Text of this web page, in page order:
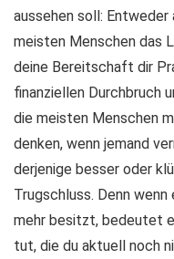
aussehen soll: Entweder
meisten Menschen das
deine Bereitschaft dir
finanziellen Durchbruch
die meisten Menschen
denken, wenn jemand
derjenige besser oder
Trugschluss. Denn
mehr besitzt, bedeutet
tut, die du aktuell noch